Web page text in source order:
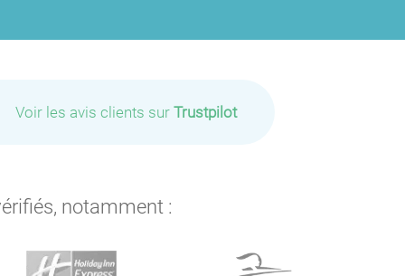
Voir les avis clients sur Trustpilot
notamment :
P